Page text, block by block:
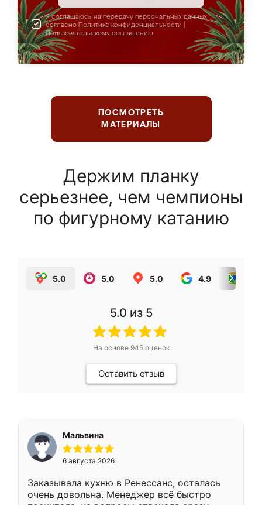
Я соглашаюсь на передачу персональных данных
согласно Политике конфиденциальности
Пользовательскому соглашению
ПОСМОТРЕТЬ
МАТЕРИАЛЫ
Держим планку
серьезнее, чем чемпионы
по фигурному катанию
5.0 5.0 5.0 4.9
5.0 из 5
На основе 945оценок
Оставить отзыв
Мальвина
6 августа 2026
Заказывала кухню в Ренессанс, осталась
очень довольна. Менеджер всё быстро